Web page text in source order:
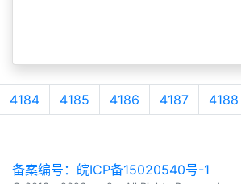
4184 4185 4186 4187 4188
备案编号：皖ICP备15020540号-1